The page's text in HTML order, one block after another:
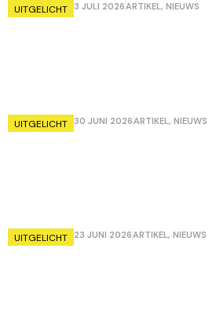
UITGELICHT 3 JULI 2026ARTIKEL, NIEUWS
UITGELICHT 30 JUNI 2026 ARTIKEL , NIEUWS
UITGELICHT 23 JUNI 2026ARTIKEL, NIEUWS